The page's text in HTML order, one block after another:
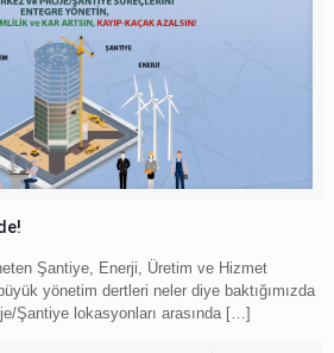
Şantiye, Enerji, Üretim ve Hizmet
yönetim dertleri neler diye baktığımızda
Şantiye lokasyonları arasında[…]